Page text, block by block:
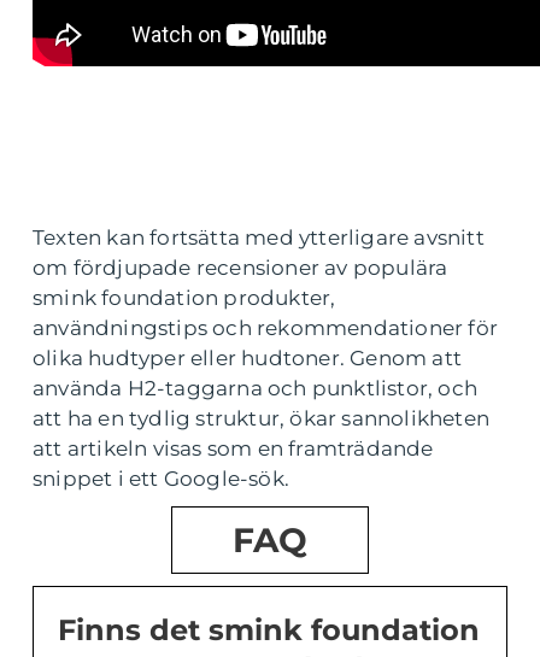
Texten kan fortsätta med ytterligare avsnitt
om fördjupade recensioner av populära
smink foundation produkter,
användningstips och rekommendationer för
olika hudtyper eller hudtoner. Genom att
använda H2-taggarna och punktlistor, och
att ha en tydlig struktur, ökar sannolikheten
att artikeln visas som en framträdande
snippet i ett Google-sök.
FAQ
Finns det smink foundation